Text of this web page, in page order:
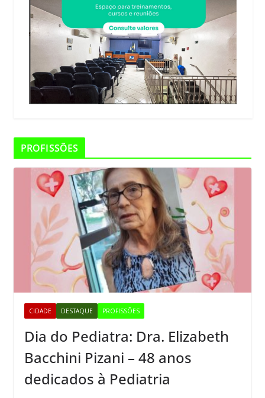
PROFISSÕES
CIDADE DESTAQUE PROFISSÕES
Dia do Pediatra: Dra. Elizabeth
Bacchini Pizani – 48 anos
dedicados à Pediatria